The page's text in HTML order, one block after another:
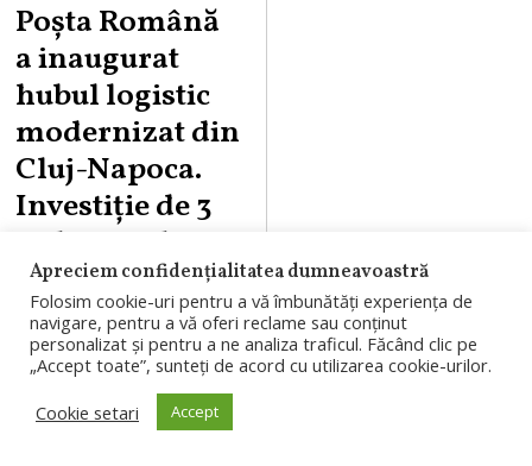
Poșta Română
a inaugurat
hubul logistic
modernizat din
Cluj-Napoca.
Investiție de 3
milioane de
euro
Poșta Română a
inaugurat hubul
logistic
Apreciem confidențialitatea dumneavoastră
Folosim cookie-uri pentru a vă îmbunătăți experiența de
navigare, pentru a vă oferi reclame sau conținut
personalizat și pentru a ne analiza traficul. Făcând clic pe
„Accept toate”, sunteți de acord cu utilizarea cookie-urilor.
Cookie setari
Accept